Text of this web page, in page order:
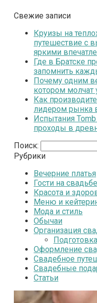
Свежие записи
Круизы на
путешествие с
яркими
Где в Братске
запомнить
Почему одним
котором
Как
лидером рынка
Испытания
проходы в
Поиск:
Рубрики
Вечерние платья
Гости на свадьбе
Красота и
Меню и
Мода и стиль
Обычаи
Организация
Подготовка
Оформление
Свадебное
Свадебные
Статьи